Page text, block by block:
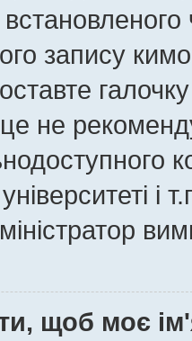
запису
не
і
щоб моє